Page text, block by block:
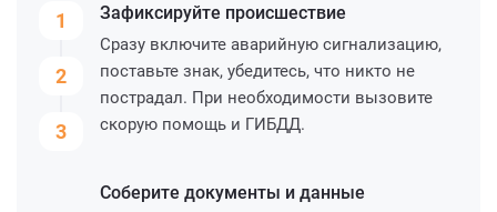
1
2
3
Зафиксируйте происшествие
Сразу включите аварийную сигнализацию,
поставьте знак, убедитесь, что никто не
пострадал. При необходимости вызовите
скорую помощь и ГИБДД.
Соберите документы и данные